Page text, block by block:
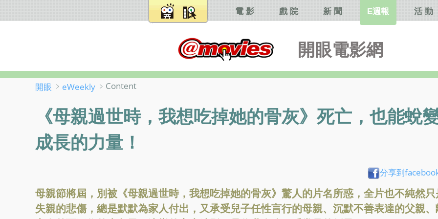
開眼電影網
電 影 戲 院 新 聞 E週報 活 動
開眼 ﹥ eWeekly ﹥Content
《母親過世時，我想吃掉她的骨灰》死亡，也能蛻
成長的力量！
分享到
母親節將屆，別被《母親過世時，我想吃掉她的骨灰》驚人的片名所惑，全片也不純然只
失親的悲傷，總是默默為家人付出，又承受兒子任性言行的母親、沉默不善表達的父親